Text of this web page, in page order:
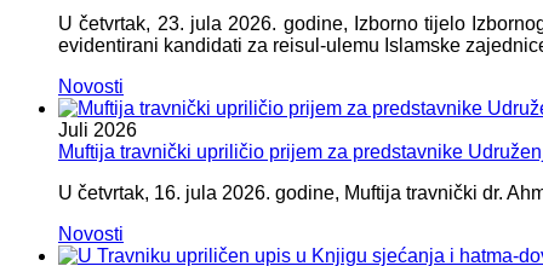
U četvrtak, 23. jula 2026. godine, Izborno tijelo
evidentirani kandidati za reisul-ulemu Islamske
Novosti
Juli 2026
Muftija travnički upriličio prijem za predstavnike
U četvrtak, 16. jula 2026. godine, Muftija travnički dr.
Novosti